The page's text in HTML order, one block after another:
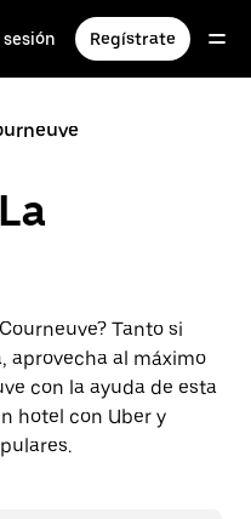
Regístrate
Tanto si
aprovecha al máximo
con la ayuda de esta
hotel con Uber y